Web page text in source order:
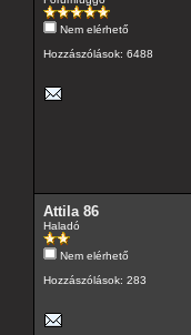
Nem elérhető
Hozzászólások: 6488
Attila 86
Haladó
Nem elérhető
Hozzászólások: 283